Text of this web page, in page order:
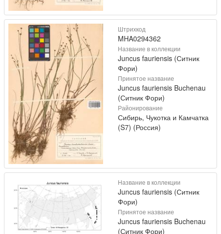
Штрихкод
MHA0294362
Название в коллекции
Juncus fauriensis (Ситник
Фори)
Принятое название
Juncus fauriensis Buchenau
(Ситник Фори)
Районирование
Сибирь, Чукотка и Камчатка
(S7) (Россия)
Название в коллекции
Juncus fauriensis (Ситник
Фори)
Принятое название
Juncus fauriensis Buchenau
(Ситник Фори)